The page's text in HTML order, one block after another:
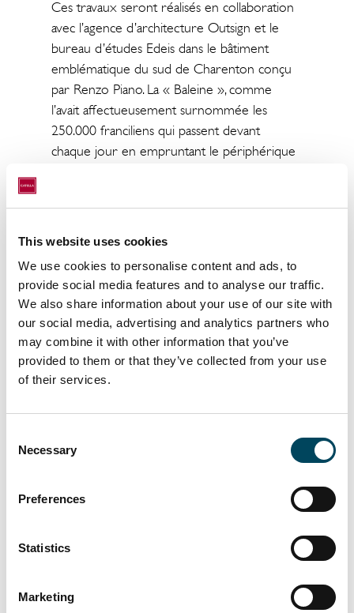
This website uses cookies
We use cookies to personalise content and ads, to
provide social media features and to analyse our traffic.
We also share information about your use of our site with
our social media, advertising and analytics partners who
may combine it with other information that you’ve
provided to them or that they’ve collected from your use
of their services.
Selection
Necessary
Preferences
Statistics
Marketing
Ces travaux seront réalisés en collaboration
avec l’agence d’architecture Outsign et le
bureau d’études Edeis dans le bâtiment
emblématique du sud de Charenton conçu
par Renzo Piano. La « Baleine », comme
l’avait affectueusement surnommée les
250.000 franciliens qui passent devant
chaque jour en empruntant le périphérique
regain d’attractivité.
Le projet poursuit deux objectifs
principaux : optimiser le parcours client, avec
une identité visuelle retravaillée, visant à
sublimer l’architecture existante par un choix
harmonieux de matériaux et de couleurs, et
renouveler l’image du centre depuis
l’extérieur. Aujourd’hui déjà bien visible
depuis le périphérique, la coque extérieure
sera mise en valeur par une scénographie
Dans la continuité de cette volonté centrale
seront réalisés de nuit, sans rupture
ainsi qu’aux commerçants du centre, de ne
pas changer leurs habitudes et de conserver